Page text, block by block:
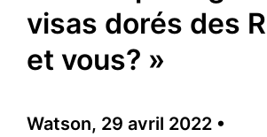
visas dorés des
et vous? »
Watson, 29 avril 2022 •